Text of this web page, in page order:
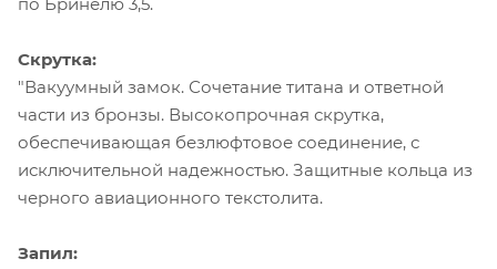
Скрутка:
"Вакуумный замок. Сочетание титана и ответной
части из бронзы. Высокопрочная скрутка,
обеспечивающая безлюфтовое соединение, с
исключительной надежностью. Защитные кольца из
черного авиационного текстолита.
Запил: